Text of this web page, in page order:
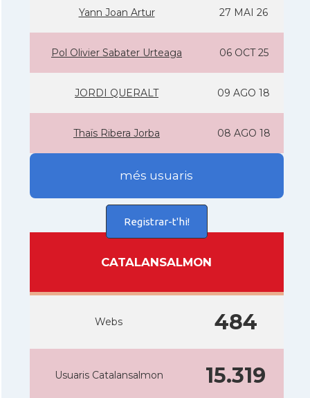
Yann Joan Artur 27 MAI 26
Pol Olivier Sabater Urteaga 06 OCT 25
JORDI QUERALT 09 AGO 18
Thaïs Ribera Jorba 08 AGO 18
més usuaris
Registrar-t'hi!
CATALANSALMON
Webs 484
Usuaris Catalansalmon 15.319